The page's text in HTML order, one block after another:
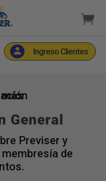
Ingreso Clientes
General
Previser y
de